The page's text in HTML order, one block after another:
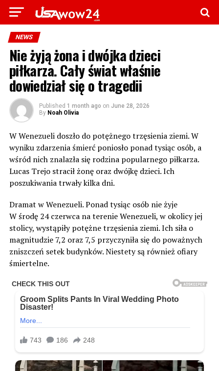
NEWS
Nie żyją żona i dwójka dzieci
piłkarza. Cały świat właśnie
dowiedział się o tragedii
Published 1 month ago on June 28, 2026
By Noah Olivia
W Wenezueli doszło do potężnego trzęsienia ziemi. W
wyniku zdarzenia śmierć poniosło ponad tysiąc osób, a
wśród nich znalazła się rodzina popularnego piłkarza.
Lucas Trejo stracił żonę oraz dwójkę dzieci. Ich
poszukiwania trwały kilka dni.
Dramat w Wenezueli. Ponad tysiąc osób nie żyje
W środę 24 czerwca na terenie Wenezueli, w okolicy jej
stolicy, wystąpiły potężne trzęsienia ziemi. Ich siła o
magnitudzie 7,2 oraz 7,5 przyczyniła się do poważnych
zniszczeń setek budynków. Niestety są również ofiary
śmiertelne.